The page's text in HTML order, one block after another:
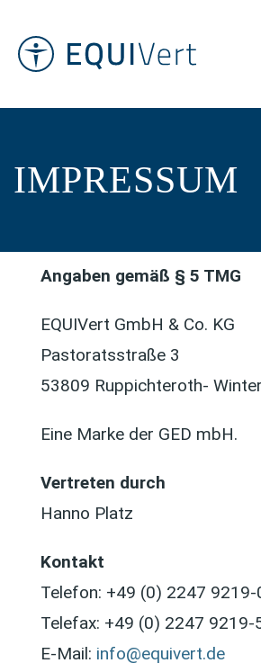
IMPRESSUM
Angaben gemäß § 5 TMG
EQUIVert GmbH & Co. KG
Pastoratsstraße 3
53809 Ruppichteroth-
Eine Marke der GED mbH.
Vertreten durch
Hanno Platz
Kontakt
Telefon: +49 (0) 2247 9219-
Telefax: +49 (0) 2247 9219-
E-Mail: info@equivert.de